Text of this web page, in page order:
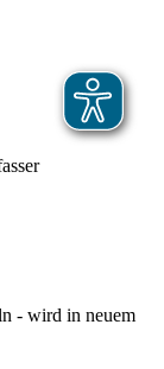
- wird in neuem